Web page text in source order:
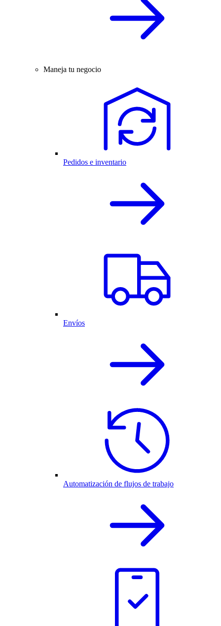
Maneja tu negocio
Pedidos e inventario
Envíos
Automatización de flujos de trabajo